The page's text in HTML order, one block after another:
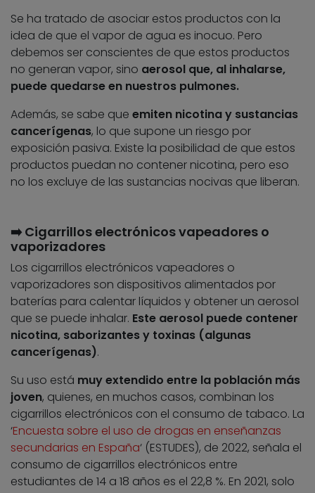
Se ha tratado de asociar estos productos con la
idea de que el vapor de agua es inocuo. Pero
debemos ser conscientes de que estos productos
no generan vapor, sino aerosol que, al inhalarse,
puede quedarse en nuestros pulmones.
Además, se sabe que emiten nicotina y sustancias
cancerígenas, lo que supone un riesgo por
exposición pasiva. Existe la posibilidad de que estos
productos puedan no contener nicotina, pero eso
no los excluye de las sustancias nocivas que liberan.
➡️ Cigarrillos electrónicos vapeadores o
vaporizadores
Los cigarrillos electrónicos vapeadores o
vaporizadores son dispositivos alimentados por
baterías para calentar líquidos y obtener un aerosol
que se puede inhalar. Este aerosol puede contener
nicotina, saborizantes y toxinas (algunas
cancerígenas).
Su uso está muy extendido entre la población más
joven, quienes, en muchos casos, combinan los
cigarrillos electrónicos con el consumo de tabaco. La
‘Encuesta sobre el uso de drogas en enseñanzas
secundarias en España‘ (ESTUDES), de 2022, señala el
consumo de cigarrillos electrónicos entre
estudiantes de 14 a 18 años es el 22,8 %. En 2021, solo